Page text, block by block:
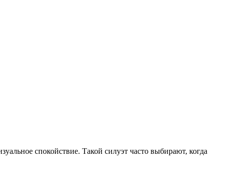
спокойствие. Такой силуэт часто выбирают, когда